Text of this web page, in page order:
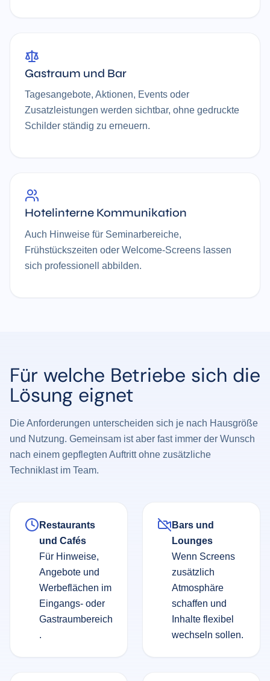
Gastraum und Bar
Tagesangebote, Aktionen, Events oder
Zusatzleistungen werden sichtbar, ohne gedruckte
Schilder ständig zu erneuern.
Hotelinterne Kommunikation
Auch Hinweise für Seminarbereiche,
Frühstückszeiten oder Welcome-Screens lassen
sich professionell abbilden.
Für welche Betriebe sich die
Lösung eignet
Die Anforderungen unterscheiden sich je nach Hausgröße
und Nutzung. Gemeinsam ist aber fast immer der Wunsch
nach einem gepflegten Auftritt ohne zusätzliche
Techniklast im Team.
Restaurants
und Cafés
Für Hinweise,
Angebote und
Werbeflächen im
Eingangs- oder
Gastraumbereich
Bars und
Lounges
Wenn Screens
zusätzlich
Atmosphäre
schaffen und
Inhalte flexibel
wechseln sollen.